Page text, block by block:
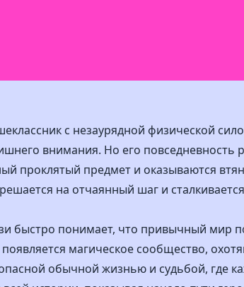
с незаурядной физической
внимания. Но его повседневность
проклятый предмет и оказываются
на отчаянный шаг и
быстро понимает, что привычный мир
магическое сообщество,
обычной жизнью и судьбой, где